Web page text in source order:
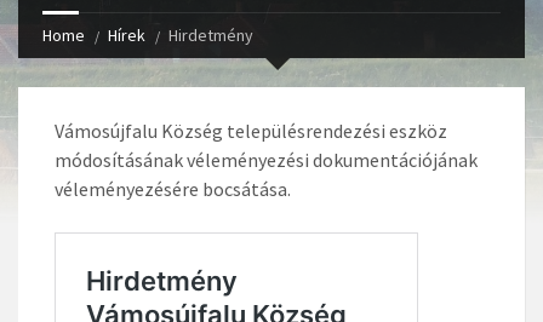
Home Hírek Hirdetmény
Vámosújfalu Község településrendezési eszköz
módosításának véleményezési dokumentációjának
véleményezésére bocsátása.